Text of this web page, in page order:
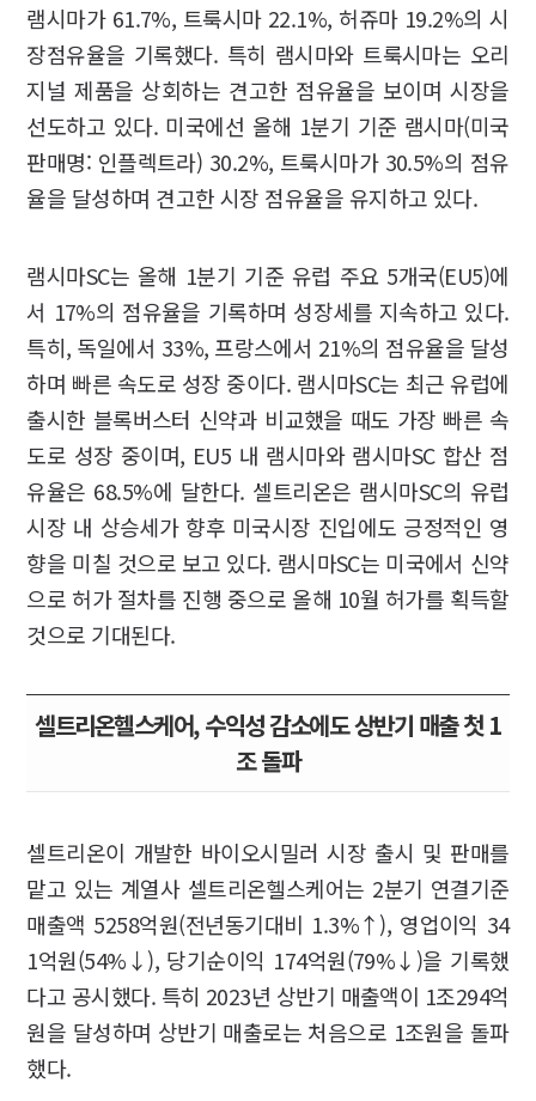
램시마가 61.7%, 트룩시마 22.1%, 허쥬마 19.2%의 시
장점유율을 기록했다. 특히 램시마와 트룩시마는 오리
지널 제품을 상회하는 견고한 점유율을 보이며 시장을
선도하고 있다. 미국에선 올해 1분기 기준 램시마(미국
판매명: 인플렉트라) 30.2%, 트룩시마가 30.5%의 점유
율을 달성하며 견고한 시장 점유율을 유지하고 있다.
램시마SC는 올해 1분기 기준 유럽 주요 5개국(EU5)에
서 17%의 점유율을 기록하며 성장세를 지속하고 있다.
특히, 독일에서 33%, 프랑스에서 21%의 점유율을 달성
하며 빠른 속도로 성장 중이다. 램시마SC는 최근 유럽에
출시한 블록버스터 신약과 비교했을 때도 가장 빠른 속
도로 성장 중이며, EU5 내 램시마와 램시마SC 합산 점
유율은 68.5%에 달한다. 셀트리온은 램시마SC의 유럽
시장 내 상승세가 향후 미국시장 진입에도 긍정적인 영
향을 미칠 것으로 보고 있다. 램시마SC는 미국에서 신약
으로 허가 절차를 진행 중으로 올해 10월 허가를 획득할
것으로 기대된다.
셀트리온헬스케어, 수익성 감소에도 상반기 매출 첫 1
조 돌파
셀트리온이 개발한 바이오시밀러 시장 출시 및 판매를
맡고 있는 계열사 셀트리온헬스케어는 2분기 연결기준
매출액 5258억원(전년동기대비 1.3%↑), 영업이익 34
1억원(54%↓), 당기순이익 174억원(79%↓)을 기록했
다고 공시했다. 특히 2023년 상반기 매출액이 1조294억
원을 달성하며 상반기 매출로는 처음으로 1조원을 돌파
했다.